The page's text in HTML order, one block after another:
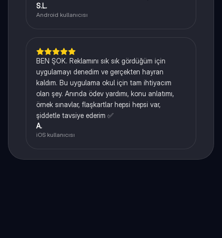
S.L.
Android kullanıcısı
BEN ŞOK. Reklamını sık sık gördüğüm için
uygulamayı denedim ve gerçekten hayran
kaldım. Bu uygulama okul için tam ihtiyacım
olan şey. Anında ödev yardımı, konu anlatımı,
örnek sınavlar, flaşkartlar hepsi hepsi var,
şiddetle tavsiye ederim ✅
A.
iOS kullanıcısı